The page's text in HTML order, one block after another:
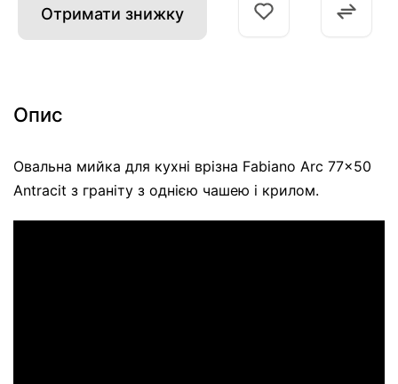
Отримати знижку
Опис
Овальна мийка для кухні врізна Fabiano Arc 77x50
Antracit з граніту з однією чашею і крилом.